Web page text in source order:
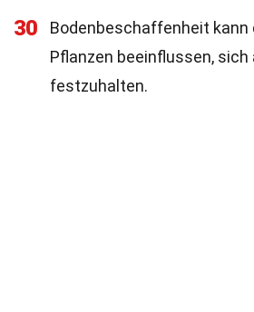
30
Bodenbeschaffenheit kann
Pflanzen beeinflussen, sich
festzuhalten.